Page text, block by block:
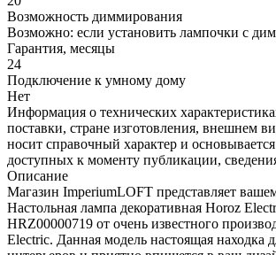
Возможность диммирования
Возможно: если установить лампочки с
Гарантия, месяцы
24
Подключение к умному дому
Нет
Информация о технических
поставки, стране изготовления, внешнем
носит справочный характер и
доступных к моменту публикации,
Описание
Магазин ImperiumLOFT представляет
Настольная лампа декоративная Horoz
HRZ00000719 от очень известного
Electric. Данная модель настоящая находка